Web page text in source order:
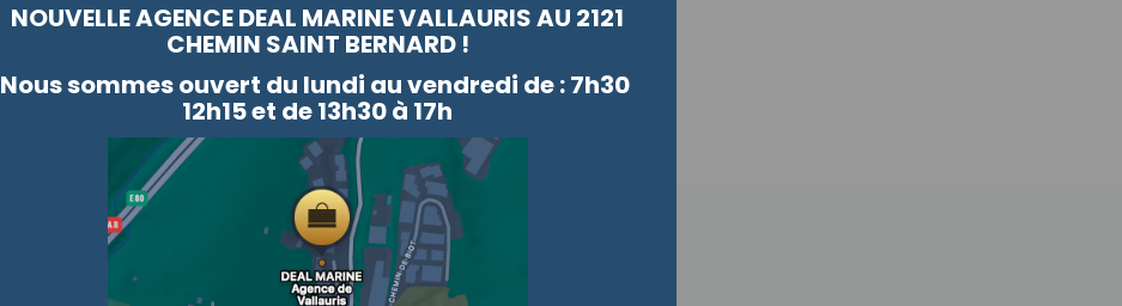
Nos clients témoignent
NOUVELLE AGENCE DEAL MARINE VALLAURIS AU 2121
CHEMIN SAINT BERNARD !
Nous sommes ouvert du lundi au vendredi de :7h30
12h15 et de 13h30 à 17h